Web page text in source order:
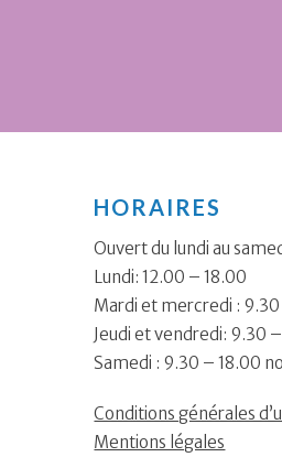
HORAIRES
Ouvert du lundi au
Lundi: 12.00 – 18.00
Mardi et mercredi :
Jeudi et vendredi: 9.30
Samedi : 9.30 – 18.00
Conditions générales
Mentions légales